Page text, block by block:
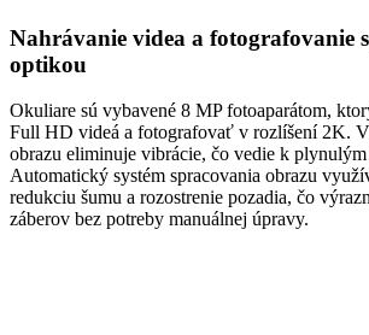
Nahrávanie videa a fotografovanie
optikou
Okuliare sú vybavené 8 MP fotoaparátom,
Full HD videá a fotografovať v rozlíšení 2K.
obrazu eliminuje vibrácie, čo vedie k plynulým
Automatický systém spracovania obrazu
redukciu šumu a rozostrenie pozadia, čo
záberov bez potreby manuálnej úpravy.